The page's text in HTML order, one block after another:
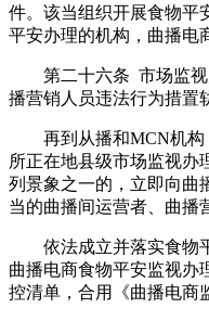
件。该当组织开展食物平
平安办理的机构，曲播电
第二十六条 市场监视办
播营销人员违法行为措置
再到从播和MCN机构，
所正在地县级市场监视办
列景象之一的，立即向曲
当的曲播间运营者、曲播
依法成立并落实食物平
曲播电商食物平安监视办
控清单，合用《曲播电商